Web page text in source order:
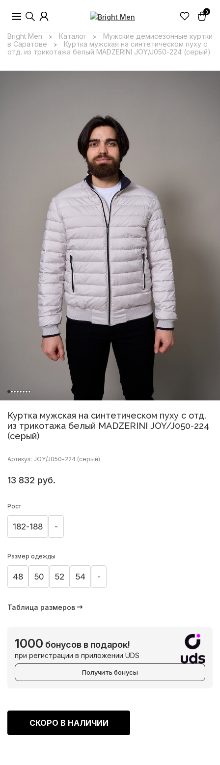
0
Bright Men > Каталог >
Мужские демисезонные куртки
в Саратове
>
Куртка мужская на синтетическом пуху с
отд. из трикотажа белый MADZERINI JOY/J050-224 (серый)
Куртка мужская на синтетическом пуху с отд.
из трикотажа белый MADZERINI JOY/J050-224
(серый)
Артикул: JOY/J050-224 (серый)
13 832 руб.
Рост
182-188 -
Размер одежды
48 50 52 54 -
Таблица размеров
1000 бонусов в подарок!
при регистрации в приложении UDS
Получить бонусы
СКОРО В НАЛИЧИИ